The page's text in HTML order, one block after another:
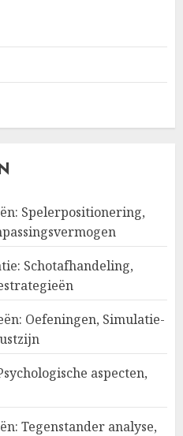
Spelerpositionering,
Schotafhandeling,
Oefeningen, Simulatie-
aspecten,
Tegenstander analyse,